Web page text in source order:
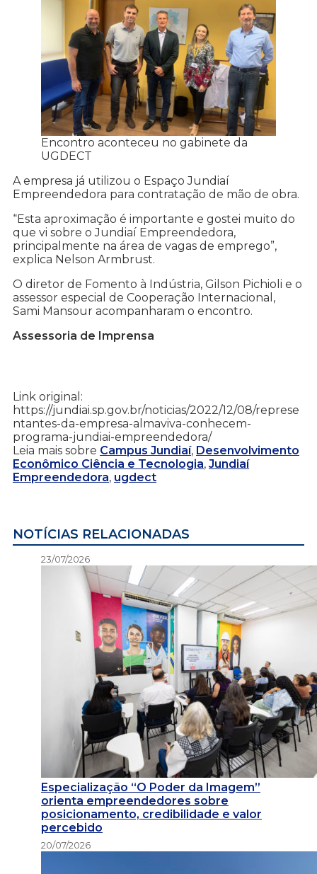
Encontro aconteceu no gabinete da
UGDECT
A empresa já utilizou o Espaço Jundiaí
Empreendedora para contratação de mão de obra.
“Esta aproximação é importante e gostei muito do
que vi sobre o Jundiaí Empreendedora,
principalmente na área de vagas de emprego”,
explica Nelson Armbrust.
O diretor de Fomento à Indústria, Gilson Pichioli e o
assessor especial de Cooperação Internacional,
Sami Mansour acompanharam o encontro.
Assessoria de Imprensa
Link original:
https://jundiai.sp.gov.br/noticias/2022/12/08/represe
ntantes-da-empresa-almaviva-conhecem-
programa-jundiai-empreendedora/
Leia mais sobre Campus Jundiaí, Desenvolvimento
Econômico Ciência e Tecnologia, Jundiaí
Empreendedora, ugdect
NOTÍCIAS RELACIONADAS
23/07/2026
Especialização “O Poder da Imagem”
orienta empreendedores sobre
posicionamento, credibilidade e valor
percebido
20/07/2026